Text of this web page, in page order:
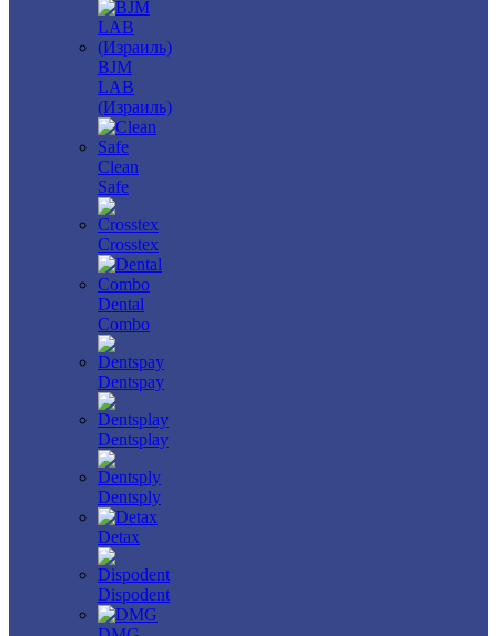
BJM
LAB
(Израиль)
Clean
Safe
Crosstex
Dental
Combo
Dentspay
Dentsplay
Dentsply
Detax
Dispodent